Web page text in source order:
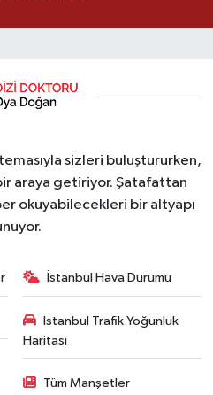
sizleri buluştururken,
araya getiriyor. Şatafattan
okuyabilecekleri bir altyapı
İstanbul Hava Durumu
İstanbul Trafik Yoğunluk
Haritası
Tüm Manşetler